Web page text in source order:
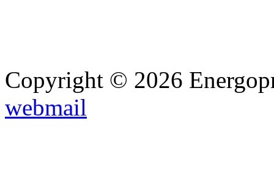
Copyright © 2026
webmail